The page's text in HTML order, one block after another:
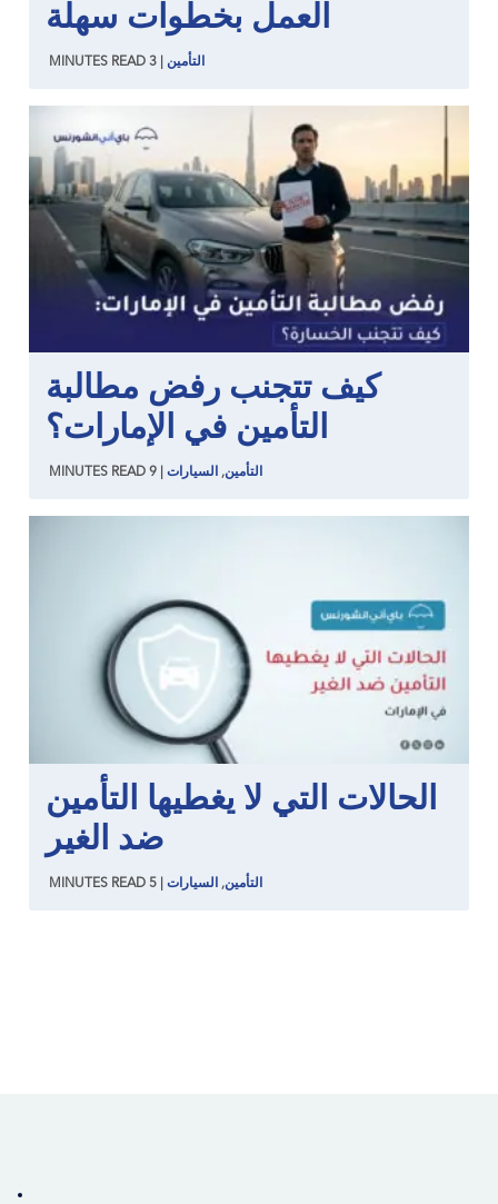
العمل بخطوات سهلة
التأمين 3
MINUTES READ
كيف تتجنب رفض مطالبة
التأمين في الإمارات؟
التأمين, السيارات 9
MINUTES READ
الحالات التي لا يغطيها التأمين
ضد الغير
التأمين, السيارات 5
MINUTES READ